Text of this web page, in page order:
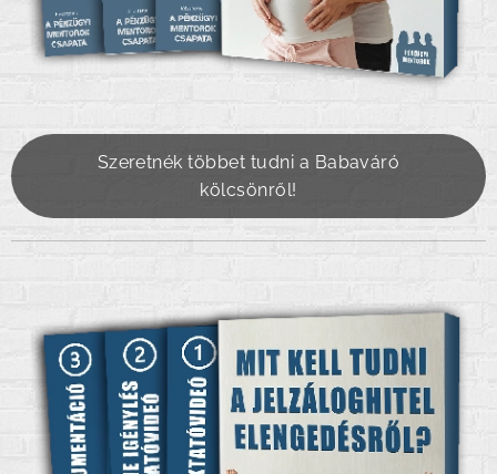
Szeretnék többet tudni a Babaváró
kölcsönről!